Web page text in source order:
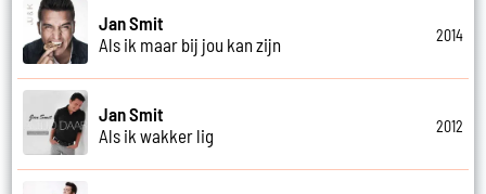
Jan Smit
Als ik maar bij jou kan zijn
2014
Jan Smit
Als ik wakker lig
2012